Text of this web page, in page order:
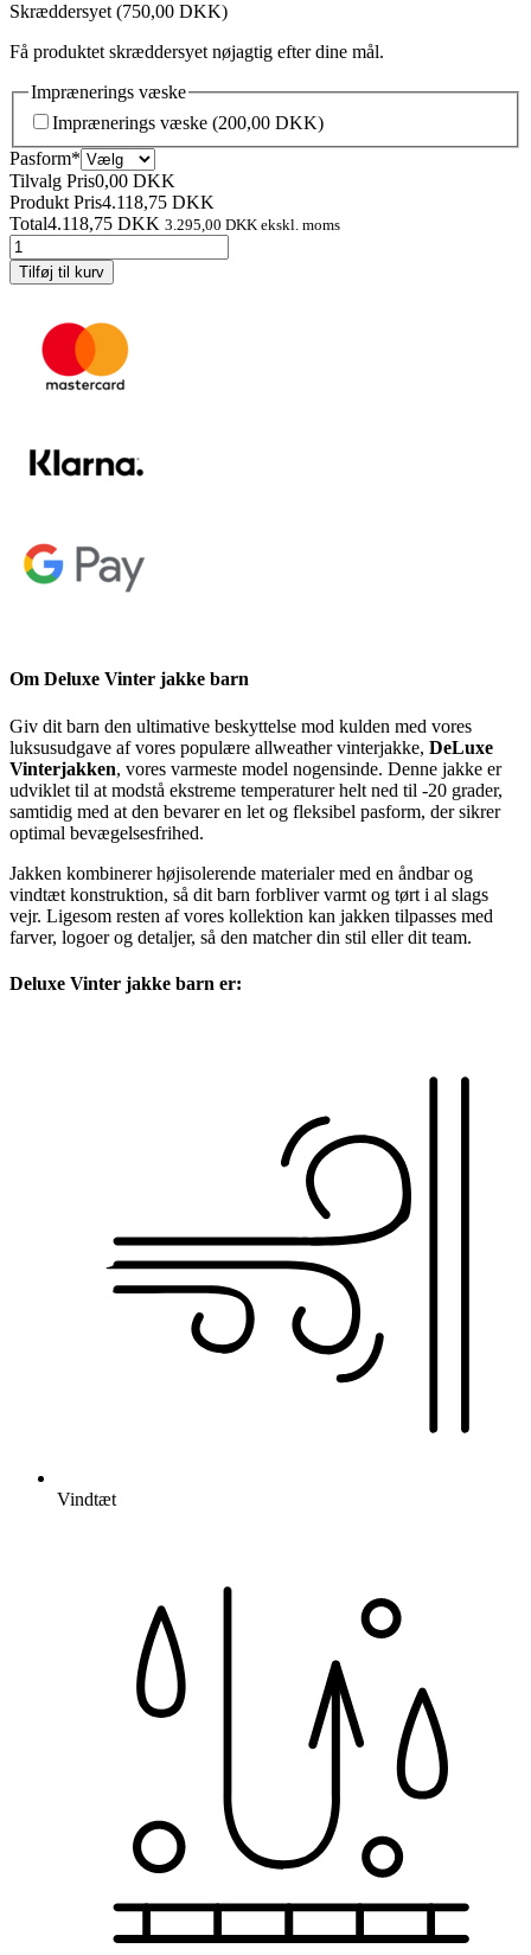
Skræddersyet(750,00 DKK)
Få produktet skræddersyet nøjagtig efter dine mål.
Imprænerings væske
Imprænerings væske (200,00 DKK)
Pasform* (required)
Tilvalg Pris0,00 DKK
Produkt Pris4.118,75 DKK
Total4.118,75 DKK 3.295,00 DKK ekskl. moms
Deluxe
Vinter
jakke
Tilføj til kurv
Om Deluxe Vinter jakke barn
Giv dit barn den ultimative beskyttelse mod kulden med vores
luksusudgave af vores populære allweather vinterjakke, DeLuxe
Vinterjakken, vores varmeste model nogensinde. Denne jakke er
udviklet til at modstå ekstreme temperaturer helt ned til -20 grader,
samtidig med at den bevarer en let og fleksibel pasform, der sikrer
optimal bevægelsesfrihed.
Jakken kombinerer højisolerende materialer med en åndbar og
vindtæt konstruktion, så dit barn forbliver varmt og tørt i al slags
vejr. Ligesom resten af vores kollektion kan jakken tilpasses med
farver, logoer og detaljer, så den matcher din stil eller dit team.
Deluxe Vinter jakke barn er:
Vindtæt